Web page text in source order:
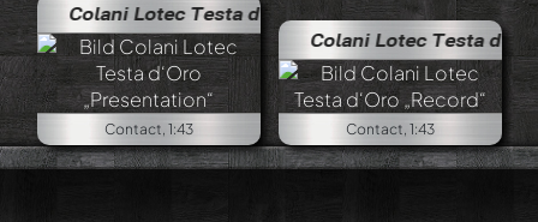
Colani Lotec Testa d‘Oro „Presentation“
Contact, 1:43
Colani Lotec Testa d‘Oro
Contact, 1:43